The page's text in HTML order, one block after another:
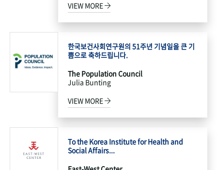
VIEW MORE
한국보건사회연구원의 51주년 기념일을 큰 기
쁨으로 축하드립니다.
The Population Council
Julia Bunting
VIEW MORE
To the Korea Institute for Health and
Social Affairs...